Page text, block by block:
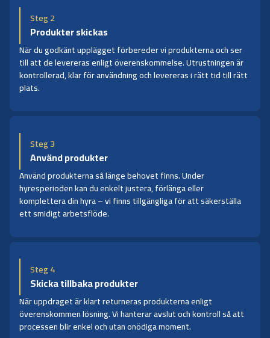
Steg 2
Produkter skickas
När du godkänt upplägget förbereder vi produkterna och ser
till att de levereras enligt överenskommelse. Utrustningen är
kontrollerad, klar för användning och levereras i rätt tid till rätt
plats.
Steg 3
Använd produkter
Använd produkterna så länge behovet finns. Under
hyresperioden kan du enkelt justera, förlänga eller
komplettera din hyra – vi finns tillgängliga för att säkerställa
ett smidigt arbetsflöde.
Steg 4
Skicka tillbaka produkter
När uppdraget är klart returneras produkterna enligt
överenskommen lösning. Vi hanterar avslut och kontroll så att
processen blir enkel och utan onödiga moment.